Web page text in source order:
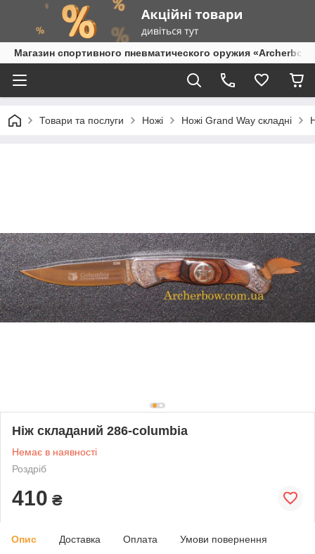
Магазин спортивного пневматического оружия
Товари та послуги Ножі Ножі Grand Way складні
Ніж складаний 286-columbia
Немає в наявності
Роздріб
410 ₴
Опис Доставка Оплата Умови повернення